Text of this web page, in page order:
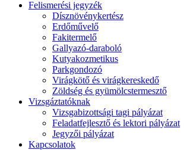
Felismerési jegyzék
Dísznövénykertész
Erdőművelő
Fakitermelő
Gallyazó-daraboló
Kutyakozmetikus
Parkgondozó
Virágkötő és virágkereskedő
Zöldség és gyümölcstermesztő
Vizsgáztatóknak
Vizsgabizottsági tagi pályázat
Feladatfejlesztő és lektori pályázat
Jegyzői pályázat
Kapcsolatok